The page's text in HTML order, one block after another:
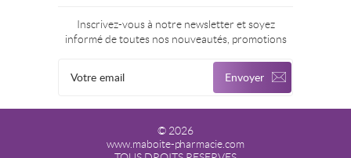
Inscrivez-vous à notre newsletter et soyez
informé de toutes nos nouveautés, promotions
© 2026
www.maboite-pharmacie.com